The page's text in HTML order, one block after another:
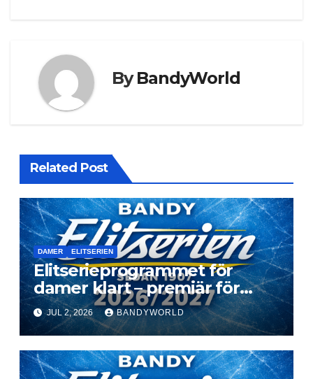
ByBandyWorld
Related Post
DAMER ELITSERIEN
Elitserieprogrammet för
damer klart – premiär för
Next Level
JUL 2, 2026 BANDYWORLD